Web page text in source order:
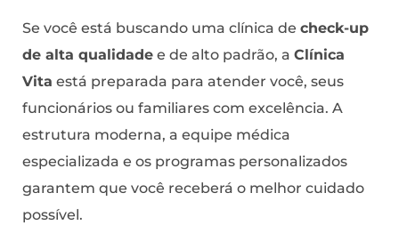
Se você está buscando uma clínica de check-up
de alta qualidade e de alto padrão, a Clínica
Vita está preparada para atender você, seus
funcionários ou familiares com excelência. A
estrutura moderna, a equipe médica
especializada e os programas personalizados
garantem que você receberá o melhor cuidado
possível.